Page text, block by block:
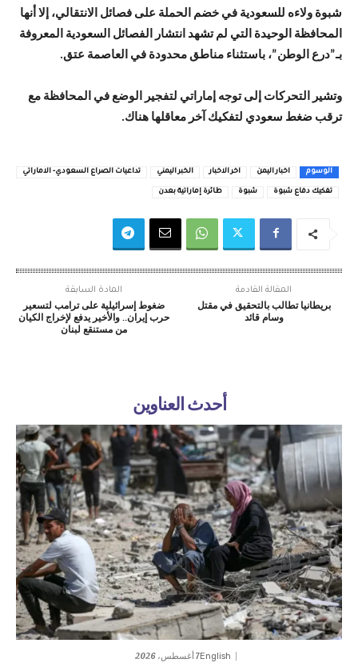
شبوة ولاءه للسعودية في خضم الحملة على فصائل الانتقالي، إلا أنها
المحافظة الوحيدة التي لم تشهد انتشار الفصائل السعودية المعروفة
بـ”درع الوطن”، باستثناء مناطق محدودة في العاصمة عتق.
وتشير التحركات إلى توجه إماراتي لتفجير الوضع في المحافظة مع
ترقب ضغط سعودي لتفكيك آخر معاقلها هناك.
الوسوم اخبار اليمن اخر الاخبار الخبر اليمني تداعيات الصراع السعودي- الاماراتي
تفكيك دفاع شبوة شبوة طائرة إماراتية بعدن
المادة السابقة
ضغوط إسرائيلية على ترامب لتسعير
حرب إيران.. والأخير يدفع لإخراج الكيان
من مستنقع لبنان
المقالة القادمة
بريطانيا تطالب بالتحقيق في مقتل
وسام قائد
أحدث العناوين
English7 أغسطس، 2026